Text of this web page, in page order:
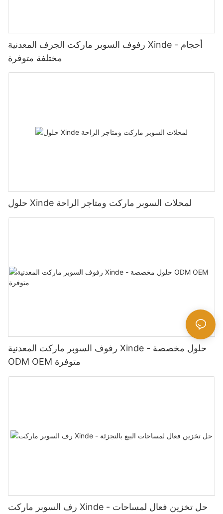
رفوف السوبر ماركت الجرف المعدنية Xinde - أحجام
مختلفة متوفرة
حلول Xinde لمحلات السوبر ماركت ومتاجر الراحة
رفوف السوبر ماركت المعدنية Xinde - حلول مخصصة
ODM OEM متوفرة
رف السوبر ماركت Xinde - حل تخزين فعال لمساحات